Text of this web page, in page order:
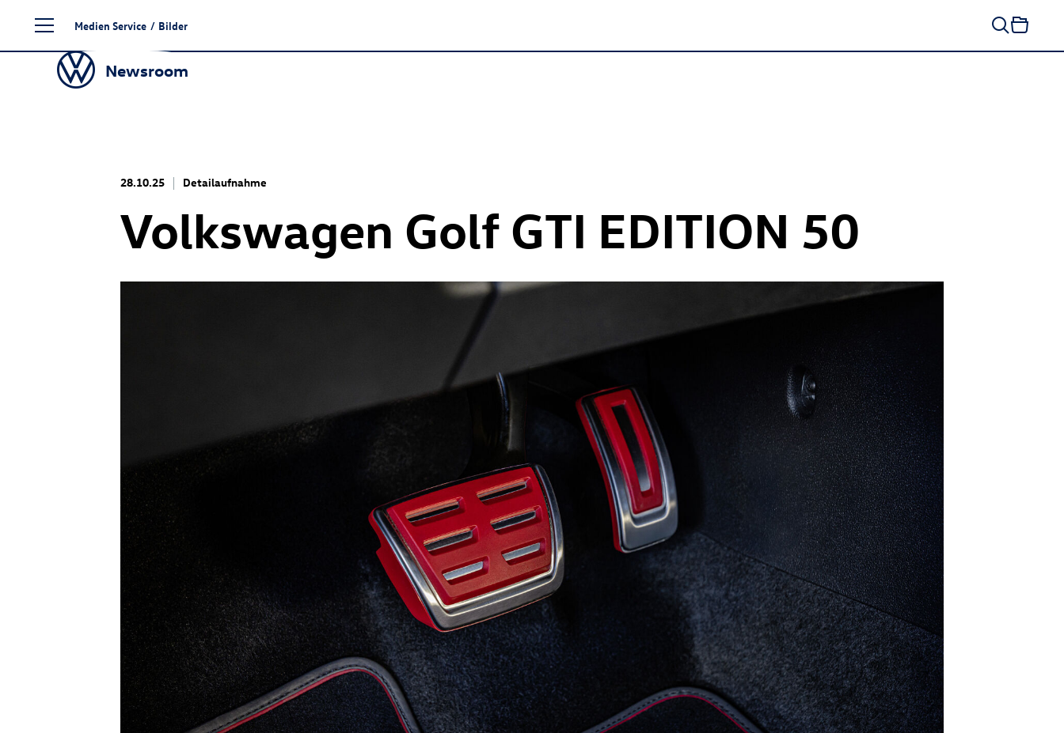
Seiteninhalt
springen
Medien Service / Bilder
Newsroom
28.10.25 Detailaufnahme
Volkswagen Golf GTI EDITION 50